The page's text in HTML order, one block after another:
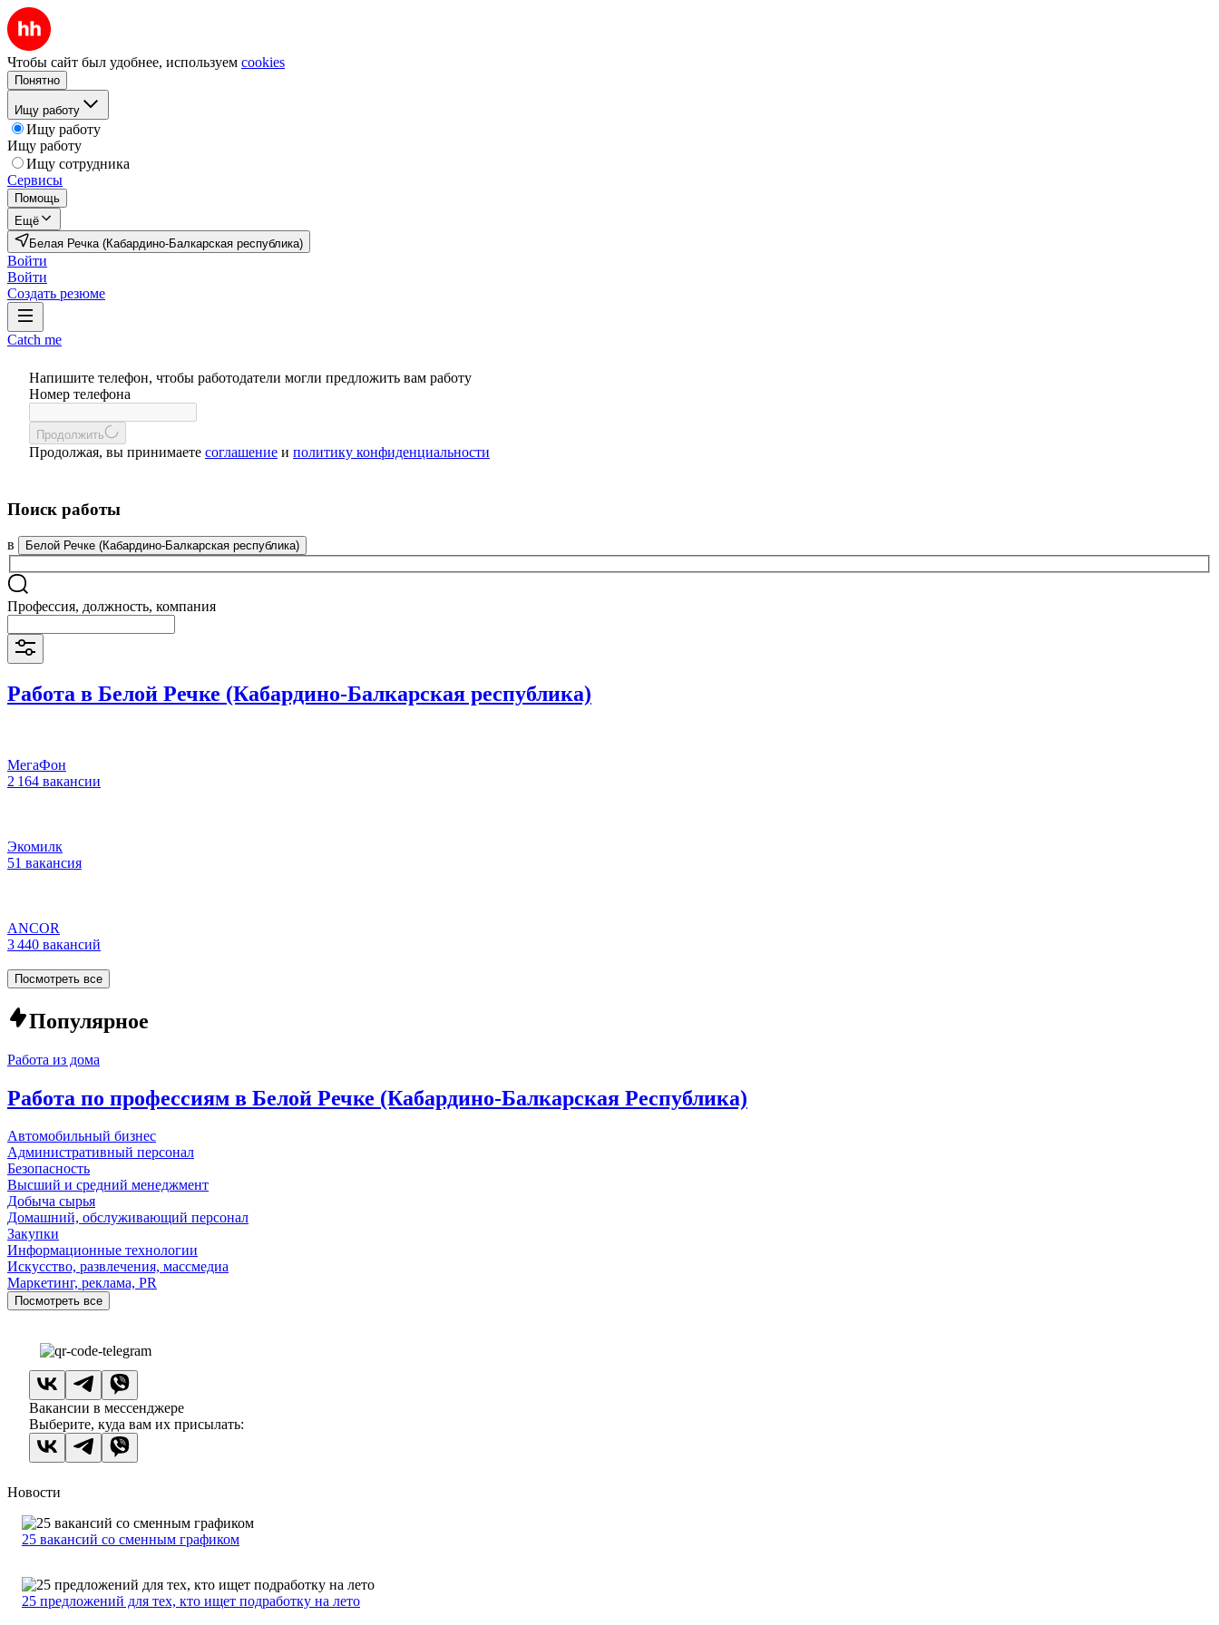
Чтобы сайт был удобнее, используем cookies
Понятно
Ищу работу
Ищу работу
Ищу работу
Ищу сотрудника
Сервисы
Помощь
Ещё
Белая Речка (Кабардино-Балкарская республика)
Войти
Войти
Создать резюме
Catch me
Напишите телефон, чтобы работодатели могли предложить вам работу
Номер телефона
Продолжить
Продолжая, вы принимаете соглашение и политику конфиденциальности
Поиск работы
в Белой Речке (Кабардино-Балкарская республика)
Профессия, должность, компания
Работа в Белой Речке (Кабардино-Балкарская республика)
МегаФон
2 164 вакансии
Экомилк
51 вакансия
ANCOR
3 440 вакансий
Посмотреть все
Популярное
Работа из дома
Работа по профессиям в Белой Речке (Кабардино-Балкарская Республика)
Автомобильный бизнес
Административный персонал
Безопасность
Высший и средний менеджмент
Добыча сырья
Домашний, обслуживающий персонал
Закупки
Информационные технологии
Искусство, развлечения, массмедиа
Маркетинг, реклама, PR
Посмотреть все
Вакансии в мессенджере
Выберите, куда вам их присылать:
Новости
25 вакансий со сменным графиком
25 предложений для тех, кто ищет подработку на лето